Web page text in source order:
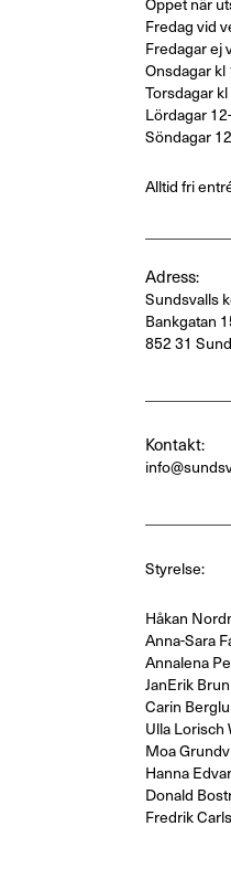
Fredag vid
Fredagar ej
Onsdagar kl
Torsdagar
Lördagar
Söndagar
Alltid fri
Adress:
Sundsvalls
Bankgatan
852 31
Kontakt:
Styrelse:
Håkan
Anna-Sara
Annalena
JanErik
Carin
Ulla Lorisch
Moa
Hanna
Donald
Fredrik